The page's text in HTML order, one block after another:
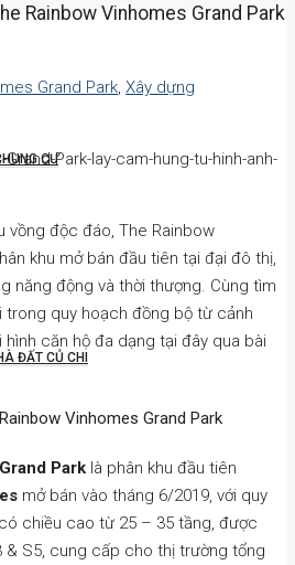
CƯ
ĐẤT CỦ CHI
Rainbow Vinhomes Grand Park
Grand Park, Xây dựng
độc đáo, The Rainbow
khu mở bán đầu tiên tại đại đô thị,
năng động và thời thượng. Cùng tìm
trong quy hoạch đồng bộ từ cảnh
căn hộ đa dạng tại đây qua bài
Vinhomes Grand Park
Park là phân khu đầu tiên
mở bán vào tháng 6/2019, với quy
chiều cao từ 25 – 35 tầng, được
& S5, cung cấp cho thị trường tổng